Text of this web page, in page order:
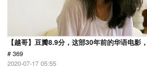
【越哥】豆瓣8.9分，这部30年前的华语电影
# 369
2020-07-17 05:55